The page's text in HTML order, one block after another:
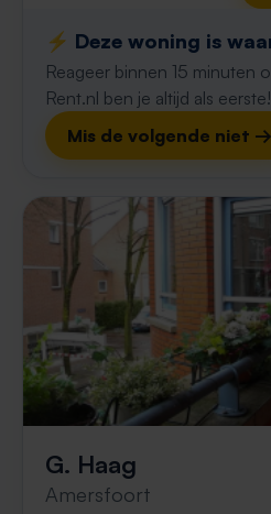
⚡️ Deze woning is
Reageer binnen 15 minuten
Rent.nl ben je altijd als eerste!
Mis de volgende niet →
G. Haag
Amersfoort